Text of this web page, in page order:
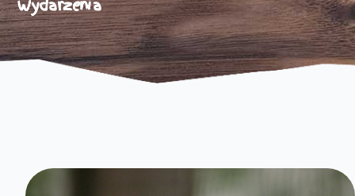
Wydarzenia